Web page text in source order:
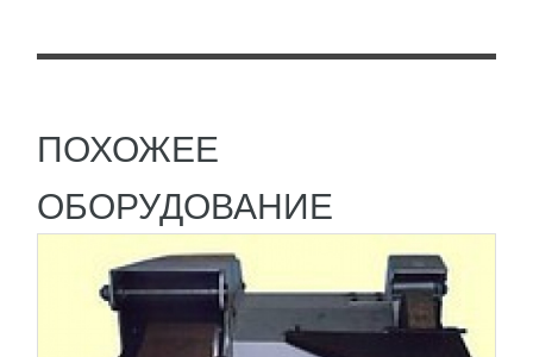
ПОХОЖЕЕ
ОБОРУДОВАНИЕ
ДИФФЕРЕНЦИАЛЬНЫЙ ПОДЪЕМНИК ДЛЯ